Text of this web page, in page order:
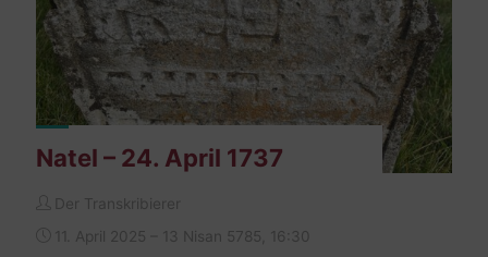
1907"
Natel – 24. April 1737
Der Transkribierer
11. April 2025 – 13 Nisan 5785, 16:30